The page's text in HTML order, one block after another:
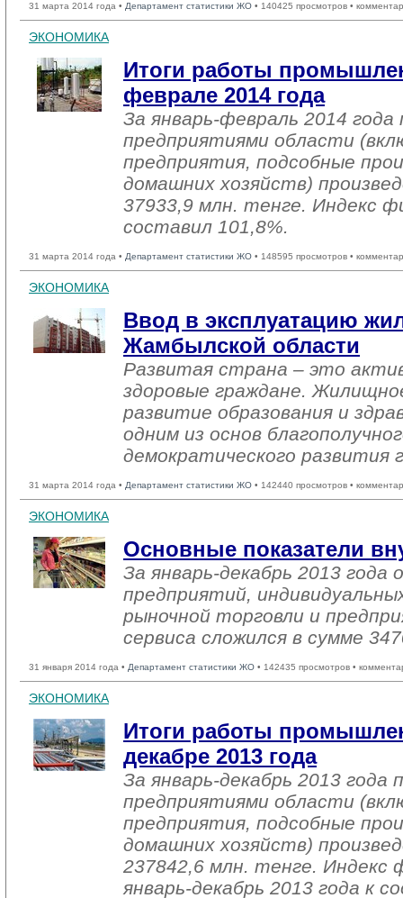
31 марта 2014 года • Департамент статистики ЖО • 140425 просмотров •
ЭКОНОМИКА
Итоги работы
феврале 2014 года
За январь-февраль 2014
предприятиями области
предприятия, подсобные
домашних хозяйств)
37933,9 млн. тенге. Индекс
составил 101,8%.
31 марта 2014 года • Департамент статистики ЖО • 148595 просмотров •
ЭКОНОМИКА
Ввод в эксплуатацию
Жамбылской области
Развитая страна – это
здоровые граждане.
развитие образования и
одним из основ
демократического развития
31 марта 2014 года • Департамент статистики ЖО • 142440 просмотров •
ЭКОНОМИКА
Основные показатели
За январь-декабрь 2013
предприятий,
рыночной торговли и
сервиса сложился в сумме
31 января 2014 года • Департамент статистики ЖО • 142435 просмотров •
ЭКОНОМИКА
Итоги работы
декабре 2013 года
За январь-декабрь 2013
предприятиями области
предприятия, подсобные
домашних хозяйств)
237842,6 млн. тенге. Индекс
январь-декабрь 2013 года к